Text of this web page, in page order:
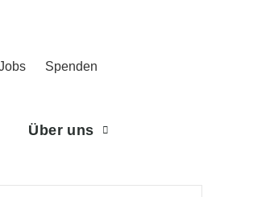
Spenden
Über uns